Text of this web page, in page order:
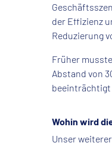
der Effizienz
Reduzierung
Früher
Abstand von
beeinträchtigt
Wohin wird
Unser